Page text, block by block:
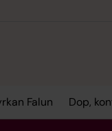
Falun Dop,